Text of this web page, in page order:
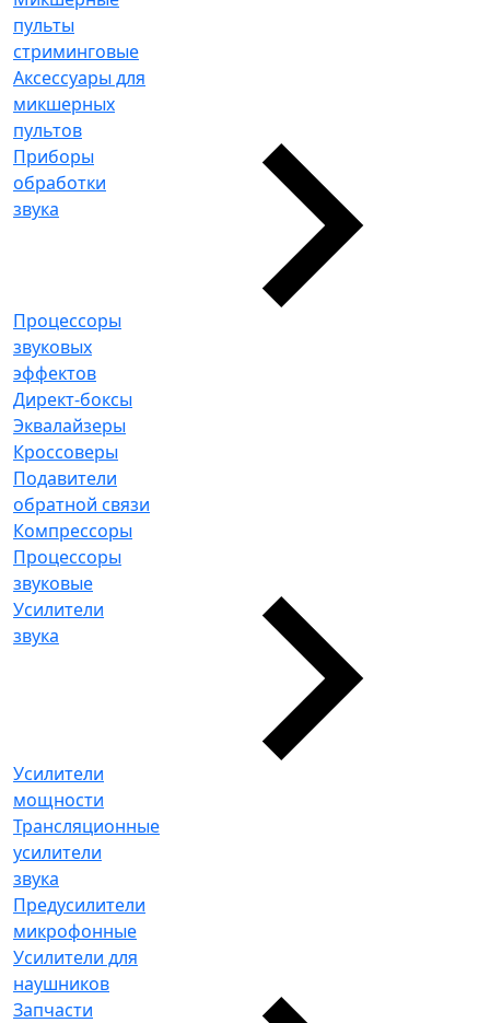
пульты
стриминговые
Аксессуары для
микшерных
пультов
Приборы
обработки
звука
Процессоры
звуковых
эффектов
Директ-боксы
Эквалайзеры
Кроссоверы
Подавители
обратной связи
Компрессоры
Процессоры
звуковые
Усилители
звука
Усилители
мощности
Трансляционные
усилители
звука
Предусилители
микрофонные
Усилители для
наушников
Запчасти